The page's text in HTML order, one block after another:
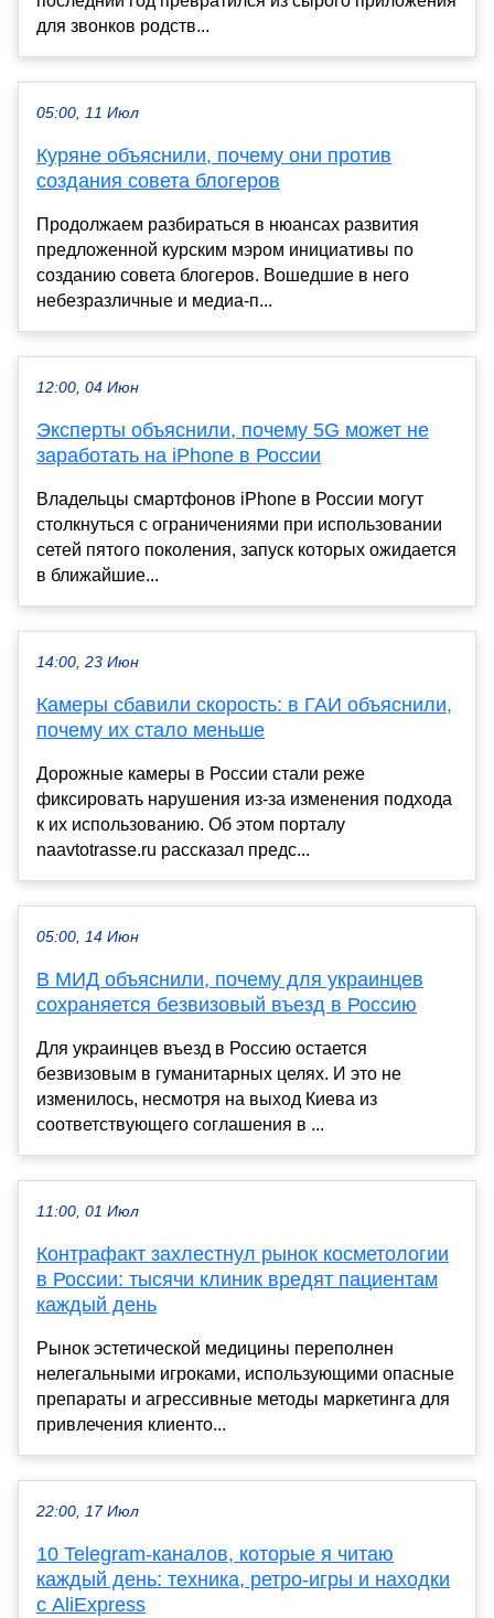
для звонков родств...
05:00, 11 Июл
Куряне объяснили, почему они против
создания совета блогеров
Продолжаем разбираться в нюансах развития
предложенной курским мэром инициативы по
созданию совета блогеров. Вошедшие в него
небезразличные и медиа-п...
12:00, 04 Июн
Эксперты объяснили, почему 5G может не
заработать на iPhone в России
Владельцы смартфонов iPhone в России могут
столкнуться с ограничениями при использовании
сетей пятого поколения, запуск которых ожидается
в ближайшие...
14:00, 23 Июн
Камеры сбавили скорость: в ГАИ объяснили,
почему их стало меньше
Дорожные камеры в России стали реже
фиксировать нарушения из-за изменения подхода
к их использованию. Об этом порталу
naavtotrasse.ru рассказал предс...
05:00, 14 Июн
В МИД объяснили, почему для украинцев
сохраняется безвизовый въезд в Россию
Для украинцев въезд в Россию остается
безвизовым в гуманитарных целях. И это не
изменилось, несмотря на выход Киева из
соответствующего соглашения в ...
11:00, 01 Июл
Контрафакт захлестнул рынок косметологии
в России: тысячи клиник вредят пациентам
каждый день
Рынок эстетической медицины переполнен
нелегальными игроками, использующими опасные
препараты и агрессивные методы маркетинга для
привлечения клиенто...
22:00, 17 Июл
10 Telegram-каналов, которые я читаю
каждый день: техника, ретро-игры и находки
с AliExpress